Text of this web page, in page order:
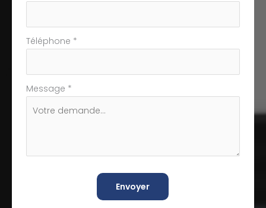
Téléphone *
Message *
Envoyer